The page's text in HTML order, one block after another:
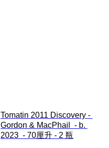
Tomatin 2011 Discovery -
Gordon & MacPhail  - b.
2023  - 70厘升 - 2 瓶